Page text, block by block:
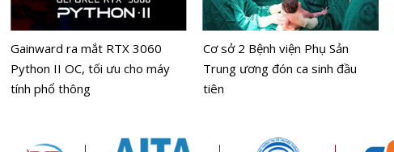
Gainward ra mắt RTX 3060
Python II OC, tối ưu cho máy
tính phổ thông
Cơ sở 2 Bệnh viện Phụ Sản
Trung ương đón ca sinh đầu
tiên